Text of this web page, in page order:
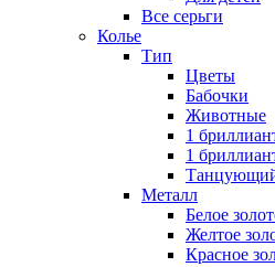
Все серьги
Колье
Тип
Цветы
Бабочки
Животные
1
1
Металл
Белое
Желтое
Красное